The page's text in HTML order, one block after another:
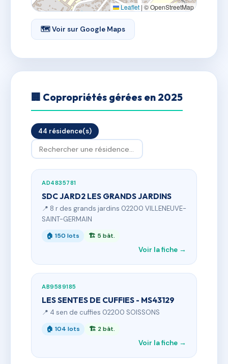
Leaflet | © OpenStreetMap
🗺 Voir sur Google Maps
🏢 Copropriétés gérées en 2025
44 résidence(s)
AD4835781
SDC JARD2 LES GRANDS JARDINS
📍 8 r des grands jardins 02200 VILLENEUVE-
SAINT-GERMAIN
🏠 150 lots 🏗 5 bât.
Voir la fiche →
AB9589185
LES SENTES DE CUFFIES - MS43129
📍 4 sen de cuffies 02200 SOISSONS
🏠 104 lots 🏗 2 bât.
Voir la fiche →